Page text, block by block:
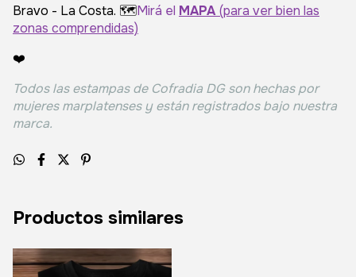
Bravo - La Costa. 🗺️Mirá el MAPA(para ver bien las
zonas comprendidas)
❤️
Todos las estampas de Cofradia DG son hechas por
mujeres marplatenses y están registrados bajo nuestra
marca.
Productos similares